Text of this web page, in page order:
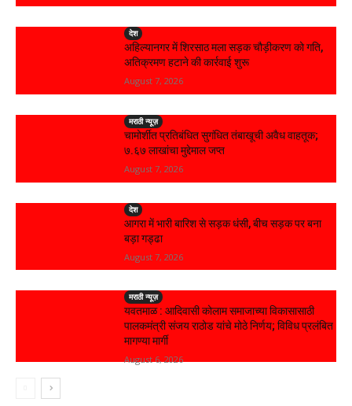
देश
अहिल्यानगर में शिरसाठ मला सड़क चौड़ीकरण को गति,
अतिक्रमण हटाने की कार्रवाई शुरू
August 7, 2026
मराठी न्यूज़
चामोर्शीत प्रतिबंधित सुगंधित तंबाखूची अवैध वाहतूक;
₹७.६७ लाखांचा मुद्देमाल जप्त
August 7, 2026
देश
आगरा में भारी बारिश से सड़क धंसी, बीच सड़क पर बना
बड़ा गड्ढा
August 7, 2026
मराठी न्यूज़
यवतमाळ : आदिवासी कोलाम समाजाच्या विकासासाठी
पालकमंत्री संजय राठोड यांचे मोठे निर्णय; विविध प्रलंबित
मागण्या मार्गी
August 6, 2026